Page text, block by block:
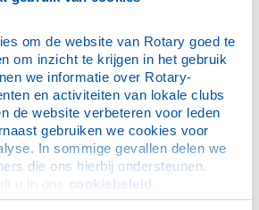
om de website van Rotary goed te
om inzicht te krijgen in het gebruik
we informatie over Rotary-
en activiteiten van lokale clubs
de website verbeteren voor leden
gebruiken we cookies voor
In sommige gevallen delen we
die ons hierbij ondersteunen.
u in ons cookiebeleid
Heerde
aan Wim Leeuwis
voor COA